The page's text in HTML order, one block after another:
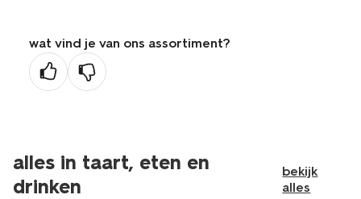
wat vind je van ons assortiment?
alles in taart, eten en
drinken
bekijk
alles